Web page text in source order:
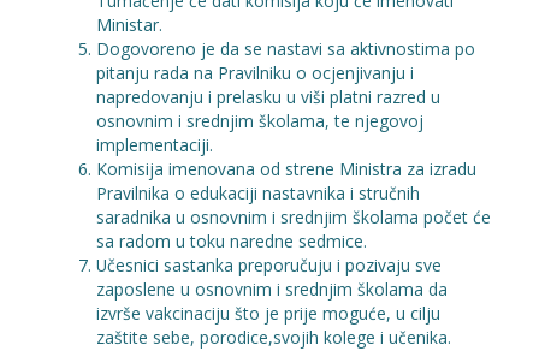
Ministar.
Dogovoreno je da se nastavi sa aktivnostima po
pitanju rada na Pravilniku o ocjenjivanju i
napredovanju i prelasku u viši platni razred u
osnovnim i srednjim školama, te njegovoj
implementaciji.
Komisija imenovana od strene Ministra za izradu
Pravilnika o edukaciji nastavnika i stručnih
saradnika u osnovnim i srednjim školama počet će
sa radom u toku naredne sedmice.
Učesnici sastanka preporučuju i pozivaju sve
zaposlene u osnovnim i srednjim školama da
izvrše vakcinaciju što je prije moguće, u cilju
zaštite sebe, porodice,svojih kolege i učenika.